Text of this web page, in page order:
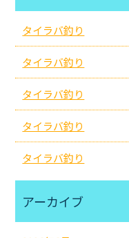
タイラバ釣り
タイラバ釣り
タイラバ釣り
タイラバ釣り
タイラバ釣り
アーカイブ